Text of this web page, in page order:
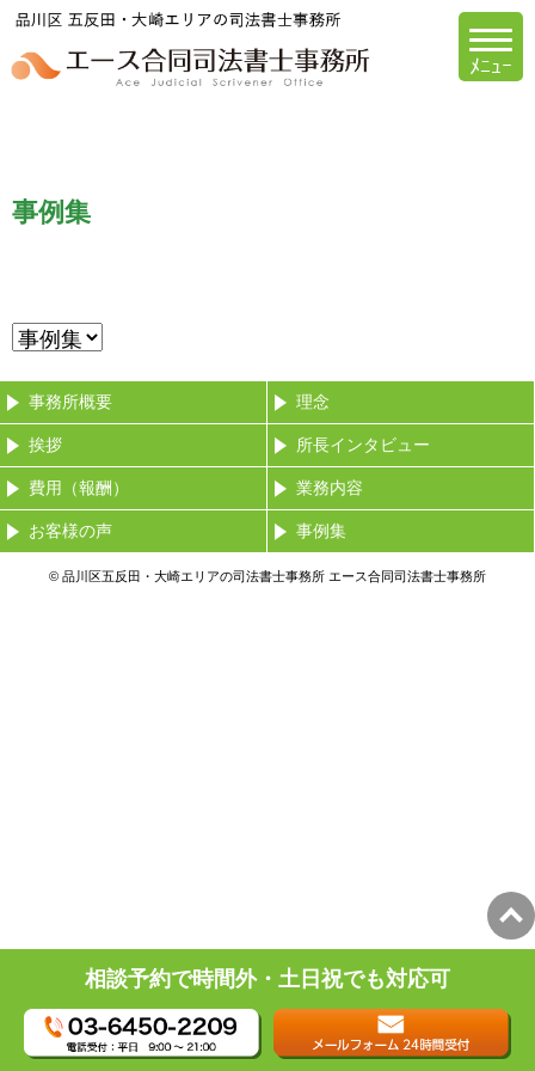
エース合同司法
事例集
事務所概要 理念
挨拶 所長インタビュー
費用（報酬） 業務内容
お客様の声 事例集
© 品川区五反田・大崎エリアの司法書士事務所 エース合同司法書士事務所
相談予約で時間外・土日祝でも対応可